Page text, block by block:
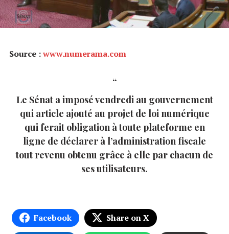
Source :www.numerama.com
Le Sénat a imposé vendredi au gouvernement
qui article ajouté au projet de loi numérique
qui ferait obligation à toute plateforme en
ligne de déclarer à l’administration fiscale
tout revenu obtenu grâce à elle par chacun de
ses utilisateurs.
Facebook Share on X